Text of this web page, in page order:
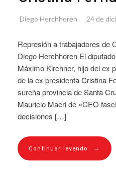
Diego Herchhoren 24 de
Represión a trabajadores de
Diego Herchhoren El
Máximo Kirchner, hijo del ex
de la ex presidenta Cristina
sureña provincia de Santa
Mauricio Macri de «CEO
decisiones […]
Continuar leyendo →